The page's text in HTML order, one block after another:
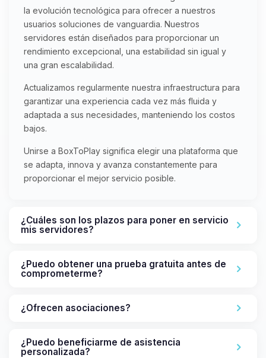
la evolución tecnológica para ofrecer a nuestros
usuarios soluciones de vanguardia. Nuestros
servidores están diseñados para proporcionar un
rendimiento excepcional, una estabilidad sin igual y
una gran escalabilidad.
Actualizamos regularmente nuestra infraestructura para
garantizar una experiencia cada vez más fluida y
adaptada a sus necesidades, manteniendo los costos
bajos.
Unirse a BoxToPlay significa elegir una plataforma que
se adapta, innova y avanza constantemente para
proporcionar el mejor servicio posible.
¿Cuáles son los plazos para poner en servicio
mis servidores?
¿Puedo obtener una prueba gratuita antes de
comprometerme?
¿Ofrecen asociaciones?
¿Puedo beneficiarme de asistencia
personalizada?